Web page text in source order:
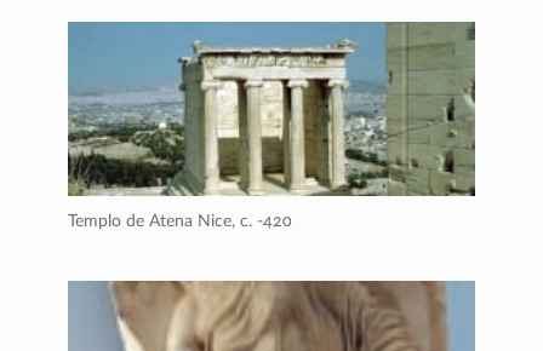
Templo de Atena Nice, c. -420